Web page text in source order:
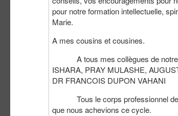
pour notre formation intellectuelle,
Marie.
A mes cousins et cousines.
A tous mes collègues de notre
ISHARA, PRAY MULASHE,
DR FRANCOIS DUPON VAHANI
Tous le corps professionnel de
que nous achevions ce cycle.